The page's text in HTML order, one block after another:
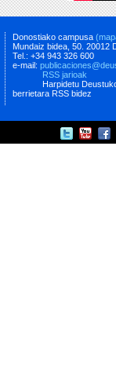
Donostiako campusa
Mundaiz bidea, 50. 20012
Tel.: +34 943 326 600
e-mail:
RSS jarioak
Harpidetu
berrietara RSS bidez